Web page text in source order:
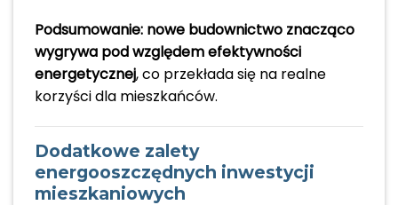
Podsumowanie: nowe budownictwo znacząco
wygrywa pod względem efektywności
energetycznej, co przekłada się na realne
korzyści dla mieszkańców.
Dodatkowe zalety
energooszczędnych inwestycji
mieszkaniowych